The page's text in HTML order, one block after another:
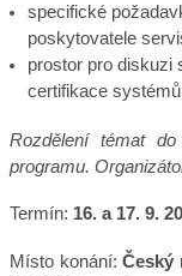
specifické
poskytovatele
prostor pro diskuzi
certifikace
Rozdělení témat
programu.
Termín: 16. a 17. 9.
Místo konání:Český